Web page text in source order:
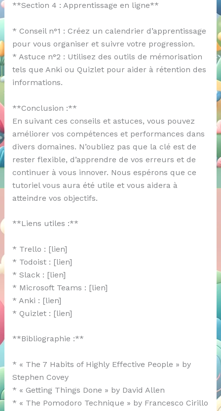
**Section 4 : Apprentissage en ligne**
* Conseil n°1 : Créez un calendrier d’apprentissage
pour vous organiser et suivre votre progression.
* Astuce n°2 : Utilisez des outils de mémorisation
tels que Anki ou Quizlet pour aider à rétention des
informations.
**Conclusion :**
En suivant ces conseils et astuces, vous pouvez
améliorer vos compétences et performances dans
divers domaines. N’oubliez pas que la clé est de
rester flexible, d’apprendre de vos erreurs et de
continuer à vous innover. Nous espérons que ce
tutoriel vous aura été utile et vous aidera à
atteindre vos objectifs.
**Liens utiles :**
* Trello : [lien]
* Todoist : [lien]
* Slack : [lien]
* Microsoft Teams : [lien]
* Anki : [lien]
* Quizlet : [lien]
**Bibliographie :**
* « The 7 Habits of Highly Effective People » by
Stephen Covey
* « Getting Things Done » by David Allen
* « The Pomodoro Technique » by Francesco Cirillo